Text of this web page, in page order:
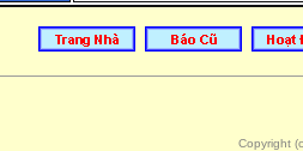
Copyright